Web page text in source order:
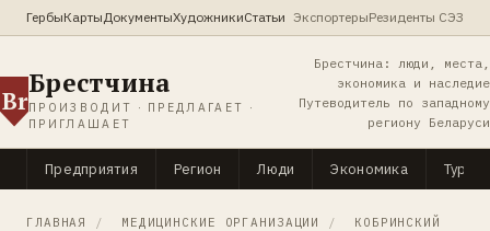
ГербыКартыДокументыХудожникиСтатьи ЭкспортерыРезиденты СЭЗ
Br
Брестчина
ПРОИЗВОДИТ · ПРЕДЛАГАЕТ ·
ПРИГЛАШАЕТ
Брестчина: люди, места,
экономика и наследие
Путеводитель по западному
региону Беларуси
Предприятия Регион Люди Экономика
ГЛАВНАЯ / МЕДИЦИНСКИЕ ОРГАНИЗАЦИИ /
КОБРИНСКИЙ